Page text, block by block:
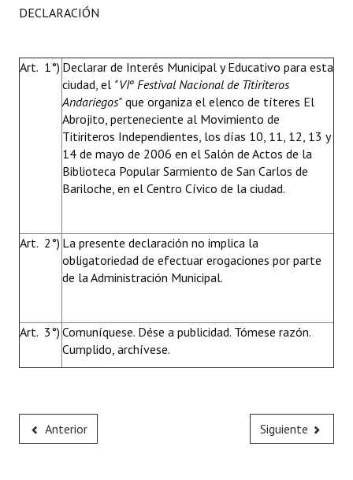
DECLARACIÓN
Art. 1°) Declarar de Interés Municipal y Educativo para esta
ciudad, el "VIº Festival Nacional de Titiriteros
Andariegos" que organiza el elenco de títeres El
Abrojito, perteneciente al Movimiento de
Titiriteros Independientes, los días 10, 11, 12, 13 y
14 de mayo de 2006 en el Salón de Actos de la
Biblioteca Popular Sarmiento de San Carlos de
Bariloche, en el Centro Cívico de la ciudad.
Art. 2°) La presente declaración no implica la
obligatoriedad de efectuar erogaciones por parte
de la Administración Municipal.
Art. 3°) Comuníquese. Dése a publicidad. Tómese razón.
Cumplido, archívese.
Anterior Siguiente